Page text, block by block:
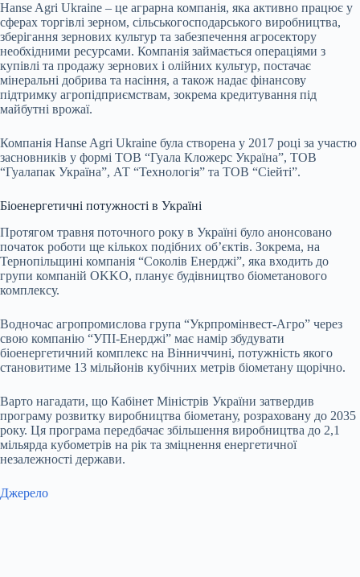
Hanse Agri Ukraine – це аграрна компанія, яка активно працює у
сферах торгівлі зерном, сільськогосподарського виробництва,
зберігання зернових культур та забезпечення агросектору
необхідними ресурсами. Компанія займається операціями з
купівлі та продажу зернових і олійних культур, постачає
мінеральні добрива та насіння, а також надає фінансову
підтримку агропідприємствам, зокрема кредитування під
майбутні врожаї.
Компанія Hanse Agri Ukraine була створена у 2017 році за участю
засновників у формі ТОВ “Гуала Кложерс Україна”, ТОВ
“Гуалапак Україна”, АТ “Технологія” та ТОВ “Сіейті”.
Біоенергетичні потужності в Україні
Протягом травня поточного року в Україні було анонсовано
початок роботи ще кількох подібних об’єктів. Зокрема, на
Тернопільщині компанія “Соколів Енерджі”, яка входить до
групи компаній OKKO, планує будівництво біометанового
комплексу.
Водночас агропромислова група “Укрпромінвест-Агро” через
свою компанію “УПІ-Енерджі” має намір збудувати
біоенергетичний комплекс на Вінниччині, потужність якого
становитиме 13 мільйонів кубічних метрів біометану щорічно.
Варто нагадати, що Кабінет Міністрів України затвердив
програму розвитку виробництва біометану, розраховану до 2035
року. Ця програма передбачає збільшення виробництва до 2,1
мільярда кубометрів на рік та зміцнення енергетичної
незалежності держави.
Джерело